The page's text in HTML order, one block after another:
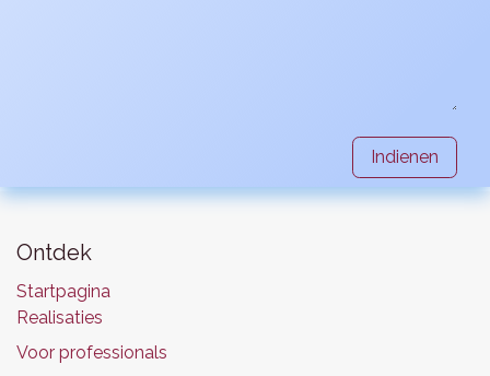
Indienen
Ontdek
Startpagina
Realisaties
Voor professionals